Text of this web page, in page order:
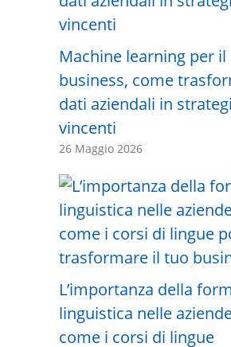
Machine learning per il
business, come
dati aziendali in
vincenti
26 Maggio 2026
L’importanza della
linguistica nelle
come i corsi di lingue